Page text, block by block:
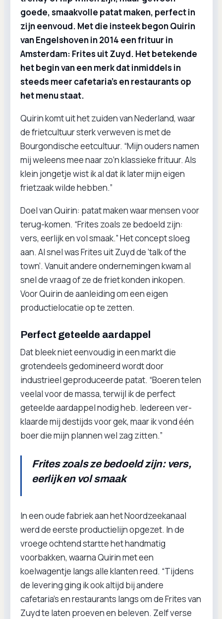
goede, smaakvolle patat maken, perfect in
zijn eenvoud. Met die insteek begon Quirin
van Engelshoven in 2014 een frituur in
Amsterdam: Frites uit Zuyd. Het betekende
het begin van een merk dat inmiddels in
steeds meer cafetaria’s en restaurants op
het menu staat.
Quirin komt uit het zuiden van Nederland, waar
de frietcultuur sterk verweven is met de
Bourgondische eetcultuur. “Mijn ouders namen
mij weleens mee naar zo’n klassieke frituur. Als
klein jongetje wist ik al dat ik later mijn eigen
frietzaak wilde hebben.”
Doel van Quirin: patat maken waar mensen voor
terug-komen. “Frites zoals ze bedoeld zijn:
vers, eerlijk en vol smaak.” Het concept sloeg
aan. Al snel was Frites uit Zuyd de ‘talk of the
town’. Vanuit andere ondernemingen kwam al
snel de vraag of ze de friet konden inkopen.
Voor Quirin de aanleiding om een eigen
productielocatie op te zetten.
Perfect geteelde aardappel
Dat bleek niet eenvoudig in een markt die
grotendeels gedomineerd wordt door
industrieel geproduceerde patat. “Boeren telen
veelal voor de massa, terwijl ik de perfect
geteelde aardappel nodig heb. Iedereen ver-
klaarde mij destijds voor gek, maar ik vond één
boer die mijn plannen wel zag zitten.”
Frites zoals ze bedoeld zijn: vers,
eerlijk en vol smaak
In een oude fabriek aan het Noordzeekanaal
werd de eerste productielijn opgezet. In de
vroege ochtend startte het handmatig
voorbakken, waarna Quirin met een
koelwagentje langs alle klanten reed. “Tijdens
de levering ging ik ook altijd bij andere
cafetaria’s en restaurants langs om de Frites van
Zuyd te laten proeven en beleven. Zelf verse